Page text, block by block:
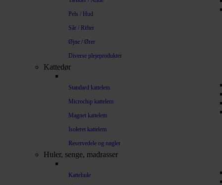
Pels / Hud
Sår / Rifter
Øjne / Ører
Diverse plejeprodukter
Kattedør
Standard kattelem
Microchip kattelem
Magnet kattelem
Isoleret kattelem
Reservedele og nøgler
Huler, senge, madrasser
Kattehule